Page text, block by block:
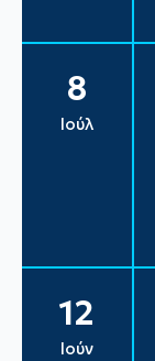
8
Ιούλ
12
Ιούν